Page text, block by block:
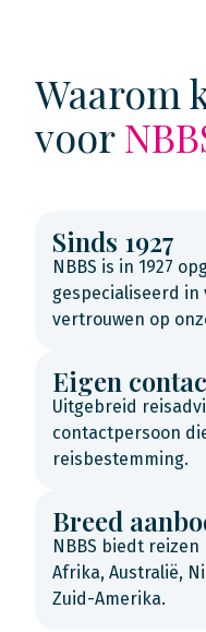
Waarom
voor
Sinds 1927
NBBS is in 1927
gespecialiseerd
vertrouwen op
Eigen
Uitgebreid
contactpersoon
reisbestemming.
Breed
NBBS biedt reizen
Afrika, Australië,
Zuid-Amerika.